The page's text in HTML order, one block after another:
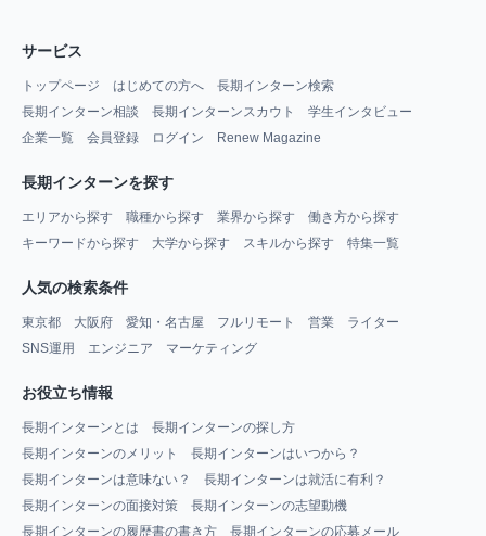
サービス
トップページ はじめての方へ
長期インターン検索
長期インターン相談
長期インターンスカウト
学生インタビュー
企業一覧
会員登録 ログイン Renew Magazine
長期インターンを探す
エリアから探す 職種から探す 業界から探す
働き方から探す
キーワードから探す
大学から探す スキルから探す 特集一覧
人気の検索条件
東京都 大阪府 愛知・名古屋 フルリモート 営業
ライター
SNS運用
エンジニア マーケティング
お役立ち情報
長期インターンとは
長期インターンの探し方
長期インターンのメリット
長期インターンはいつから？
長期インターンは意味ない？
長期インターンは就活に有利？
長期インターンの面接対策
長期インターンの志望動機
長期インターンの履歴書の書き方
長期インターンの応募メール